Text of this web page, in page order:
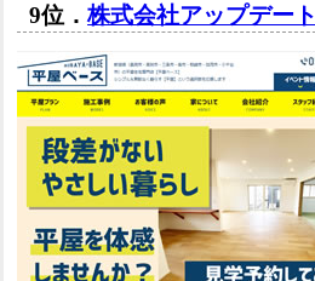
9位．株式会社アップデート